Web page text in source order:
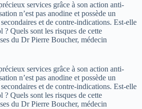
services grâce à son action anti-
n’est pas anodine et possède un
et de contre-indications. Est-elle
? Quels sont les risques de cette
du Dr Pierre Boucher, médecin
services grâce à son action anti-
n’est pas anodine et possède un
et de contre-indications. Est-elle
? Quels sont les risques de cette
du Dr Pierre Boucher, médecin